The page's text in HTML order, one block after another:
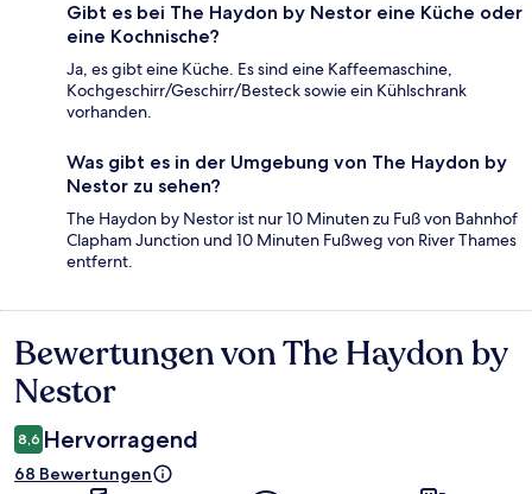
Gibt es bei The Haydon by Nestor eine Küche oder
eine Kochnische?
Ja, es gibt eine Küche. Es sind eine Kaffeemaschine,
Kochgeschirr/Geschirr/Besteck sowie ein Kühlschrank
vorhanden.
Was gibt es in der Umgebung von The Haydon by
Nestor zu sehen?
The Haydon by Nestor ist nur 10 Minuten zu Fuß von Bahnhof
Clapham Junction und 10 Minuten Fußweg von River Thames
entfernt.
Bewertungen
Bewertungen von The Haydon by
Nestor
8,6 Hervorragend
68 Bewertungen